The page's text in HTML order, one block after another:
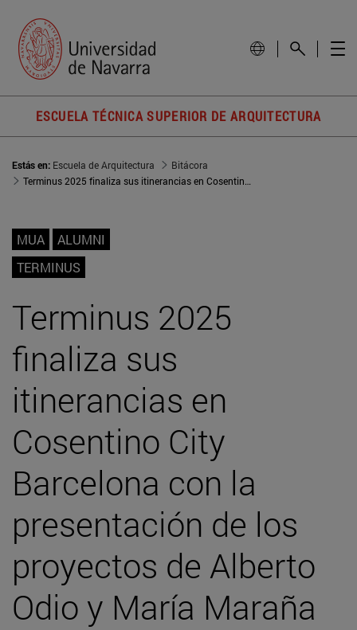
ESCUELA TÉCNICA SUPERIOR DE ARQUITECTURA
Estás en: Escuela de Arquitectura
Bitácora
Terminus 2025 finaliza sus itinerancias en Cosentino City Barcelona con la presentación de los proyectos de Alberto Odio y María Maraña
MUA
ALUMNI
TERMINUS
Terminus 2025
finaliza sus
itinerancias en
Cosentino City
Barcelona con la
presentación de los
proyectos de Alberto
Odio y María Maraña